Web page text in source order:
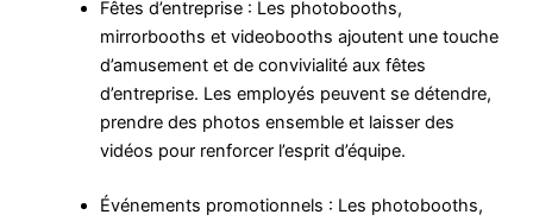
Fêtes d’entreprise : Les photobooths,
mirrorbooths et videobooths ajoutent une touche
d’amusement et de convivialité aux fêtes
d’entreprise. Les employés peuvent se détendre,
prendre des photos ensemble et laisser des
vidéos pour renforcer l’esprit d’équipe.
Événements promotionnels : Les photobooths,